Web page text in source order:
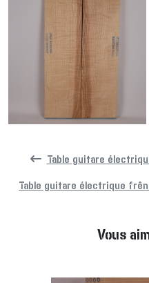
Table guitare
Table guitare électrique
Vous